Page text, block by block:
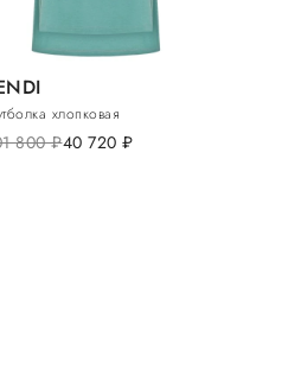
хлопковая
800руб.40 720 руб.